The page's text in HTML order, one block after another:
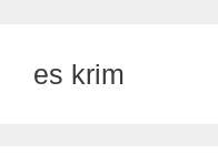
es krim